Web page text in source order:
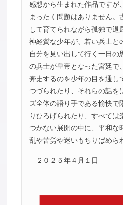
感想から生まれた作品ですが
まったく問題はありません。
して育てられながら孤独で退
神経質な少年が、若い兵士と
自分を見い出して行く一日の
の兵士が皇帝となった宮廷で
奔走するのを少年の目を通し
つづられたり、それらの話を
ズ全体の語り手である愉快で
りひろげられたり、すべては
つかない展開の中に、平和な
乱や苦労や迷いもちりばめら
２０２５年４月１日